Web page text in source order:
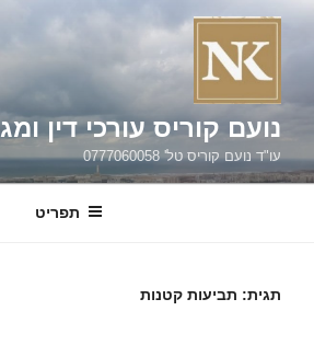
דילוג
נועם קוריס עורכי דין
עו"ד נועם קוריס טל' 0777060058
תפריט
תגית: תביעות קטנות